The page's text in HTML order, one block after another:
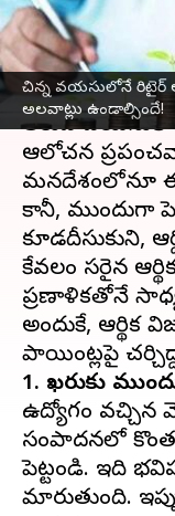
చిన్న వయసులోనే
అలవాట్లు ఉండాల్సిందే!
వ్రాసిన వారు Jayachandra Akuri
ఈ వార్తాకథనం ఏంటి
తక్కువ
ఆలోచన
మనదేశంలోనూ
కానీ, ముందుగా
కూడదీసుకుని,
కేవలం సరైన
ప్రణాళికతోనే
అందుకే,
1. ఖర్చుకు
ఉద్యోగం
సంపాదనలో కొంత
పెట్టండి. ఇది
మారుతుంది.